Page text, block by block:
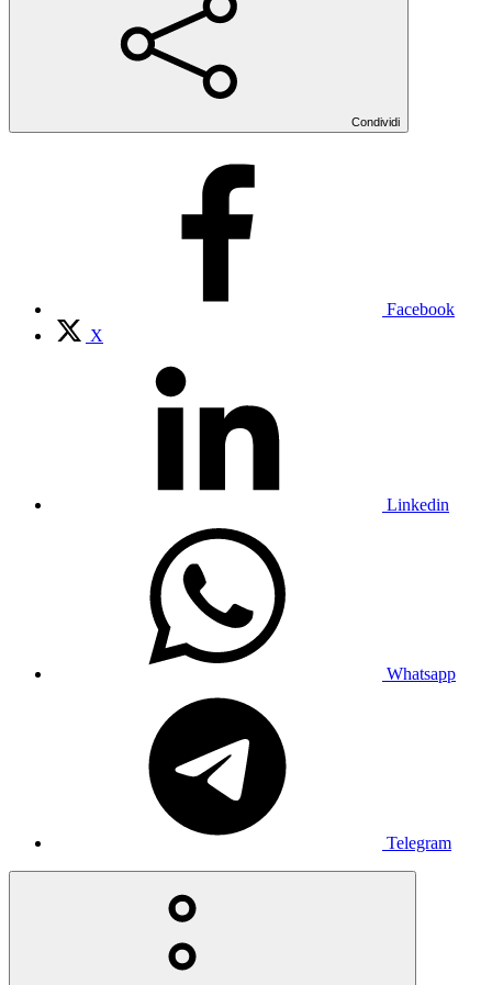
Condividi
Facebook
X
Linkedin
Whatsapp
Telegram